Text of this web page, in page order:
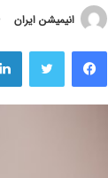
انیمیشن ایران
فیس بوک